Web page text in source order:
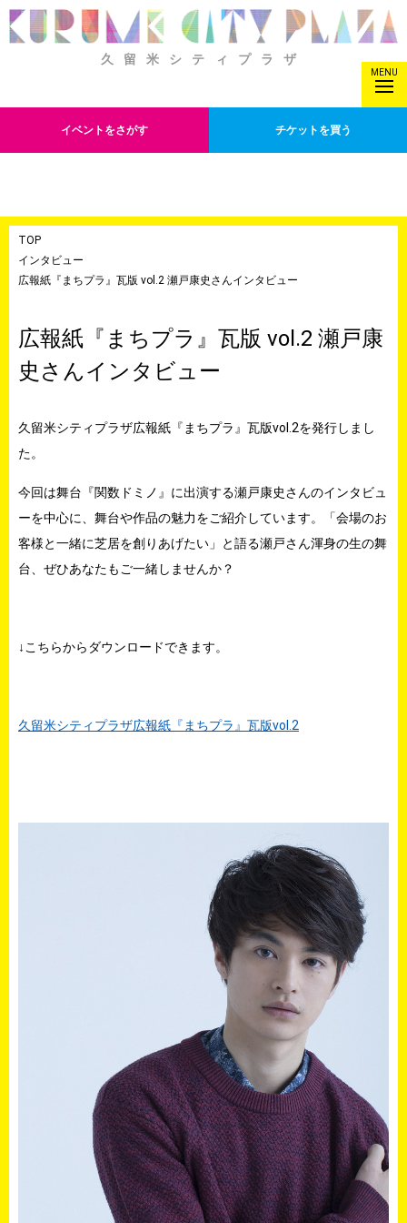
久留米シティプラザ
MENU
イベントをさがす チケットを買う
TOP
インタビュー
広報紙『まちプラ』瓦版 vol.2 瀬戸康史さんインタビュー
広報紙『まちプラ』瓦版 vol.2 瀬戸康
史さんインタビュー
久留米シティプラザ広報紙『まちプラ』瓦版vol.2を発行しまし
た。
今回は舞台『関数ドミノ』に出演する瀬戸康史さんのインタビュ
ーを中心に、舞台や作品の魅力をご紹介しています。「会場のお
客様と一緒に芝居を創りあげたい」と語る瀬戸さん渾身の生の舞
台、ぜひあなたもご一緒しませんか？
↓こちらからダウンロードできます。
久留米シティプラザ広報紙『まちプラ』瓦版vol.2